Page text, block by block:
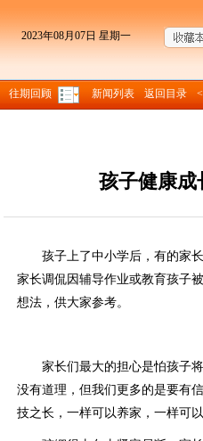
2023年08月07日 星期一
往期回顾 新闻列表 返回目录
孩子健康成
孩子上了中小学后，有的家长
家长调侃因辅导作业或教育孩子
想法，供大家参考。
家长们最大的担心是怕孩子将
没有道理，但我们更多的是要有
技之长，一样可以养家，一样可以